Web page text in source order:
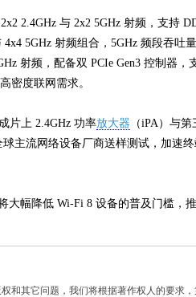
2.4GHz 与 2x2 5GHz 射频，支持
5GHz 射频组合，5GHz 频段吞吐
射频，配备双 PCIe Gen3 控制器，
密度联网需求。
片上 2.4GHz 功率放大器 （iPA）与
主流网络设备厂商送样测试，加速
大幅降低 Wi-Fi 8 设备的普及门槛，
和其它问题，我们将根据著作权人的要求